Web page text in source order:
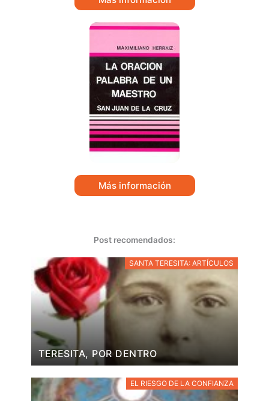
Más información
Post recomendados:
SANTA TERESITA: ARTÍCULOS
TERESITA, POR DENTRO
EL RIESGO DE LA CONFIANZA